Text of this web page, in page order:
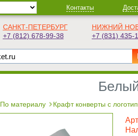
Контакты
САНКТ-ПЕТЕРБУРГ
+7 (812) 678-99-38
НИЖНИЙ
+7 (831) 435-
По материалу Крафт конверты с